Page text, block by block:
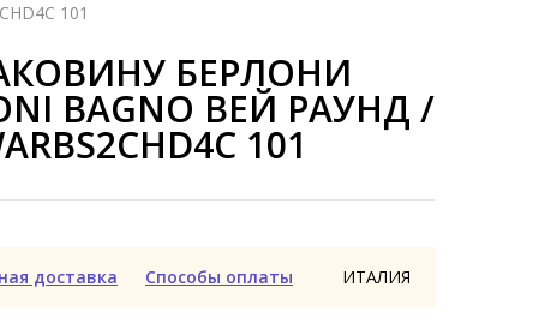
101
БЕРЛОНИ
BAGNO ВЕЙ РАУНД /
101
доставка Способы оплаты ИТАЛИЯ